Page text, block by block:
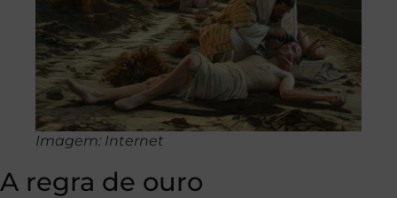
Imagem: Internet
A regra de ouro